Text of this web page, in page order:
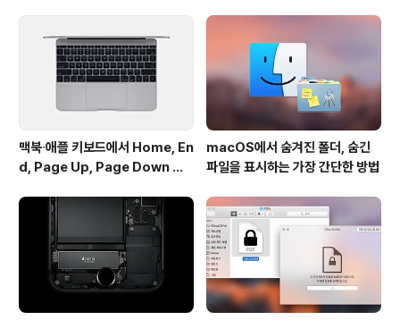
적으로 변경해야 할 때도 있는 등 손이 많이 가게 마련입니
다.이번에 소개해드리는 iMage Tools은 대량의 이미지
를 매우 손쉽고 효율적으로 가공할 수 있는 이미지 편집 프
로그램입니다. 게다가 맥 앱스토어에서..
맥북∙애플 키보드에서 Home, En
d, Page Up, Page Down 키
macOS에서 숨겨진 폴더, 숨긴
파일을 표시하는 가장 간단한 방법